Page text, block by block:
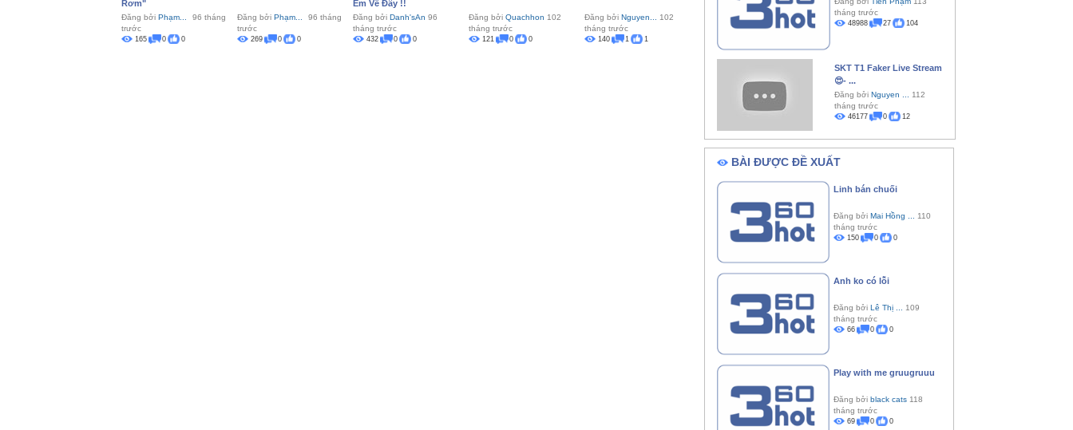
Rơm"
Đăng bởi Phạm...
96 tháng
trước
165 0 0
Đăng bởi Phạm...
96 tháng
trước
269 0 0
Em Về Đây !!
Đăng bởi Danh'sAn 96
tháng trước
432 0 0
Đăng bởi Quachhon 102
tháng trước
121 0 0
Đăng bởi Nguyen...
102
tháng trước
140 1 1
tháng trước
48988 27 104
SKT T1 Faker Live Stream
😍- ...
Đăng bởi Nguyen ...
112
tháng trước
46177 0 12
BÀI ĐƯỢC ĐỀ XUẤT
Linh bán chuối
Đăng bởi Mai Hồng ...
110
tháng trước
150 0 0
Anh ko có lỗi
Đăng bởi Lê Thị ...
109
tháng trước
66 0 0
Play with me gruugruuu
Đăng bởi black cats118
tháng trước
69 0 0